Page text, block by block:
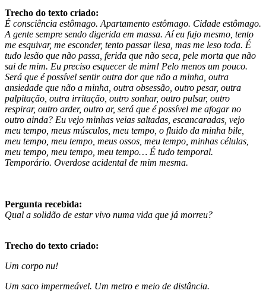
Trecho do texto criado:
É consciência estômago. Apartamento estômago. Cidade estômago.
A gente sempre sendo digerida em massa. Aí eu fujo mesmo, tento
me esquivar, me esconder, tento passar ilesa, mas me leso toda. É
tudo lesão que não passa, ferida que não seca, pele morta que não
sai de mim. Eu preciso esquecer de mim! Pelo menos um pouco.
Será que é possível sentir outra dor que não a minha, outra
ansiedade que não a minha, outra obsessão, outro pesar, outra
palpitação, outra irritação, outro sonhar, outro pulsar, outro
respirar, outro arder, outro ar, será que é possível me afogar no
outro ainda? Eu vejo minhas veias saltadas, escancaradas, vejo
meu tempo, meus músculos, meu tempo, o fluido da minha bile,
meu tempo, meu tempo, meus ossos, meu tempo, minhas células,
meu tempo, meu tempo, meu tempo… É tudo temporal.
Temporário. Overdose acidental de mim mesma.
Pergunta recebida:
Qual a solidão de estar vivo numa vida que já morreu?
Trecho do texto criado:
Um corpo nu!
Um saco impermeável. Um metro e meio de distância.